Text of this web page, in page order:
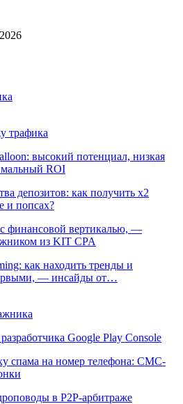
трафика
высокий потенциал, низкая
ROI
депозитов: как получить х2
и попсах?
финансовой вертикалью, —
из KIT CPA
как находить тренды и
— инсайды от…
Google Play Console
спама на номер телефона: СМС-
в P2P-арбитраже